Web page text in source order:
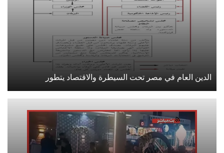
الدين العام في مصر تحت السيطرة والاقتصاد يتطور